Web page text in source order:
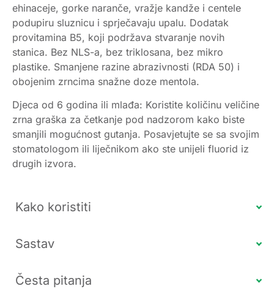
ehinaceje, gorke naranče, vražje kandže i centele
podupiru sluznicu i sprječavaju upalu. Dodatak
provitamina B5, koji podržava stvaranje novih
stanica. Bez NLS-a, bez triklosana, bez mikro
plastike. Smanjene razine abrazivnosti (RDA 50) i
obojenim zrncima snažne doze mentola.
Djeca od 6 godina ili mlađa: Koristite količinu veličine
zrna graška za četkanje pod nadzorom kako biste
smanjili mogućnost gutanja. Posavjetujte se sa svojim
stomatologom ili liječnikom ako ste unijeli fluorid iz
drugih izvora.
Kako koristiti
Sastav
Česta pitanja